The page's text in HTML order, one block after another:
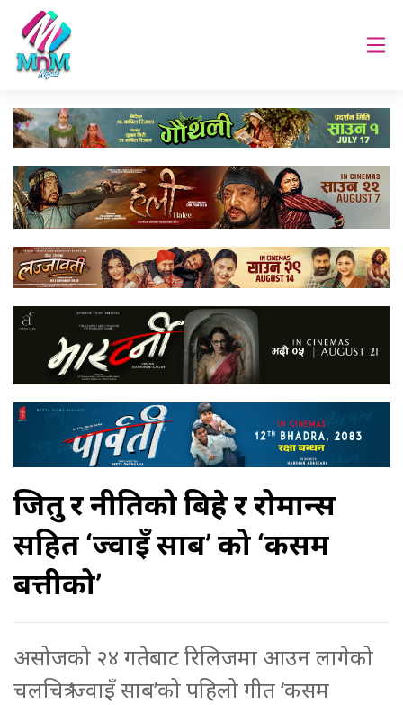
जितु र नीतिको बिहे र रोमान्स
सहित ‘ज्वाइँ साब’ को ‘कसम
बत्तीको’
असोजको २४ गतेबाट रिलिजमा आउन लागेको
चलचित्र ‘ज्वाइँ साब’को पहिलो गीत ‘कसम